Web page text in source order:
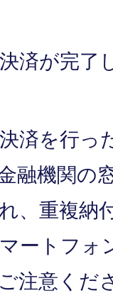
済が完了
済を行っ
融機関の
、重複納
ートフォ
注意くだ